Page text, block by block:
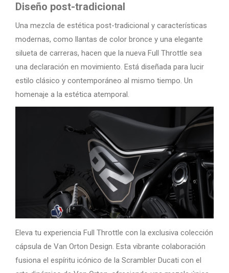
Diseño post-tradicional
Una mezcla de estética post-tradicional y características
modernas, como llantas de color bronce y una elegante
silueta de carreras, hacen que la nueva Full Throttle sea
una declaración en movimiento. Está diseñada para lucir
estilo clásico y contemporáneo al mismo tiempo. Un
homenaje a la estética atemporal.
Eleva tu experiencia Full Throttle con la exclusiva colección
cápsula de Van Orton Design. Esta vibrante colaboración
fusiona el espíritu icónico de la Scrambler Ducati con el